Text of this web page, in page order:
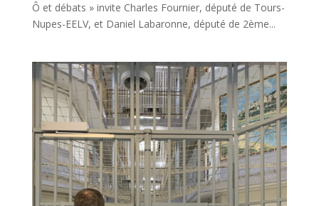
Ô et débats » invite Charles Fournier, député de Tours-
Nupes-EELV, et Daniel Labaronne, député de 2ème...